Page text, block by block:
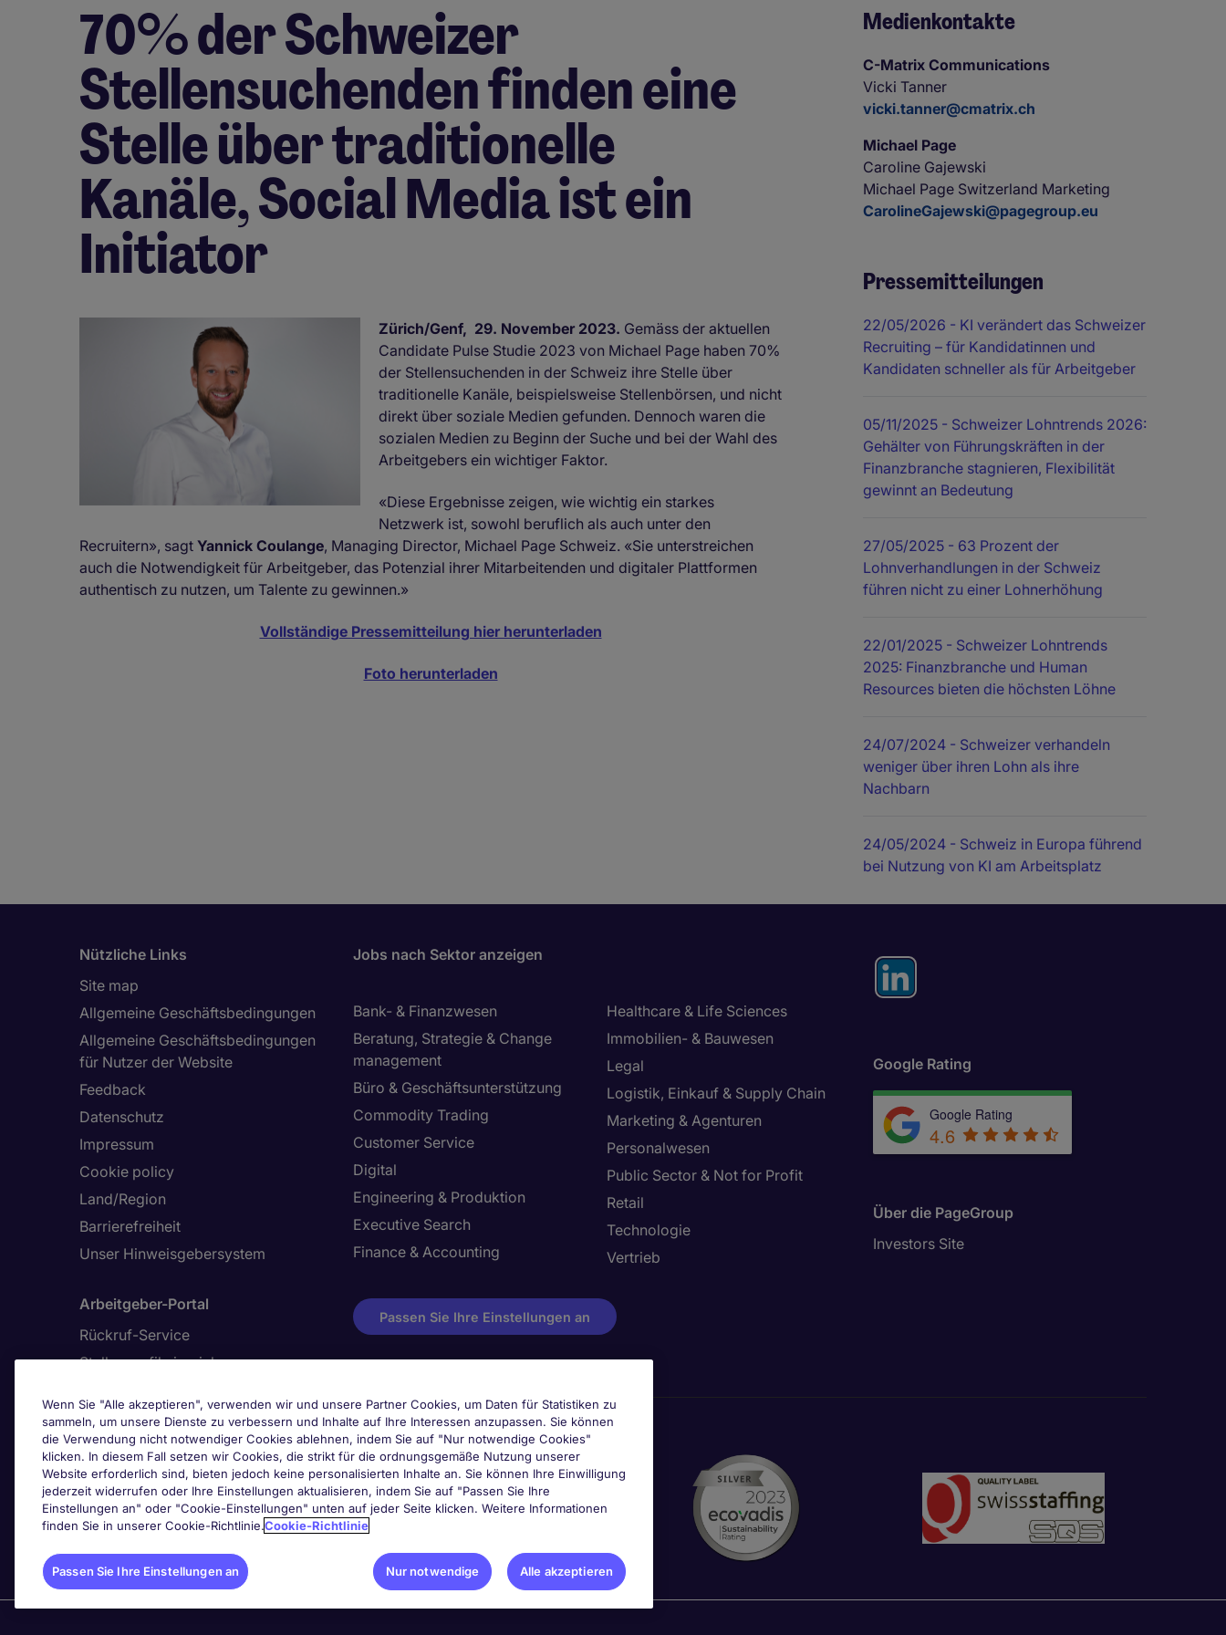
70% der Schweizer
Stellensuchenden finden eine
Stelle über traditionelle
Kanäle, Social Media ist ein
Initiator
Zürich/Genf, 29. November 2023. Gemäss der aktuellen
Candidate Pulse Studie 2023 von Michael Page haben 70%
der Stellensuchenden in der Schweiz ihre Stelle über
traditionelle Kanäle, beispielsweise Stellenbörsen, und nicht
direkt über soziale Medien gefunden. Dennoch waren die
sozialen Medien zu Beginn der Suche und bei der Wahl des
Arbeitgebers ein wichtiger Faktor.
«Diese Ergebnisse zeigen, wie wichtig ein starkes
Netzwerk ist, sowohl beruflich als auch unter den
Recruitern», sagt Yannick Coulange, Managing Director, Michael Page Schweiz. «Sie unterstreichen
auch die Notwendigkeit für Arbeitgeber, das Potenzial ihrer Mitarbeitenden und digitaler Plattformen
authentisch zu nutzen, um Talente zu gewinnen.»
Vollständige Pressemitteilung hier herunterladen
Foto herunterladen
Medienkontakte
C-Matrix Communications
Vicki Tanner
vicki.tanner@cmatrix.ch
Michael Page
Caroline Gajewski
Michael Page Switzerland Marketing
CarolineGajewski@pagegroup.eu
Pressemitteilungen
22/05/2026 - KI verändert das Schweizer
Recruiting – für Kandidatinnen und
Kandidaten schneller als für Arbeitgeber
05/11/2025- Schweizer Lohntrends 2026:
Gehälter von Führungskräften in der
Finanzbranche stagnieren, Flexibilität
gewinnt an Bedeutung
27/05/2025- 63 Prozent der
Lohnverhandlungen in der Schweiz
führen nicht zu einer Lohnerhöhung
22/01/2025- Schweizer Lohntrends
2025: Finanzbranche und Human
Resources bieten die höchsten Löhne
24/07/2024- Schweizer verhandeln
weniger über ihren Lohn als ihre
Nachbarn
24/05/2024- Schweiz in Europa führend
bei Nutzung von KI am Arbeitsplatz
Nützliche Links
Site map
Allgemeine Geschäftsbedingungen
Allgemeine Geschäftsbedingungen
für Nutzer der Website
Feedback
Datenschutz
Impressum
Cookie policy
Land/Region
Barrierefreiheit
Unser Hinweisgebersystem
Arbeitgeber-Portal
Rückruf-Service
Stellenprofil einreichen
Jobs nach Sektor anzeigen
Bank- & Finanzwesen
Beratung, Strategie & Change
management
Büro & Geschäftsunterstützung
Commodity Trading
Customer Service
Digital
Engineering & Produktion
Executive Search
Finance & Accounting
Healthcare & Life Sciences
Immobilien- & Bauwesen
Legal
Logistik, Einkauf & Supply Chain
Marketing & Agenturen
Personalwesen
Public Sector & Not for Profit
Retail
Technologie
Vertrieb
Passen Sie Ihre Einstellungen an
Google Rating
Google Rating
4.6
Über die PageGroup
Investors Site
Awards
Wenn Sie "Alle akzeptieren", verwenden wir und unsere Partner Cookies, um Daten für Statistiken zu
sammeln, um unsere Dienste zu verbessern und Inhalte auf Ihre Interessen anzupassen. Sie können
die Verwendung nicht notwendiger Cookies ablehnen, indem Sie auf "Nur notwendige Cookies"
klicken. In diesem Fall setzen wir Cookies, die strikt für die ordnungsgemäße Nutzung unserer
Website erforderlich sind, bieten jedoch keine personalisierten Inhalte an. Sie können Ihre Einwilligung
jederzeit widerrufen oder Ihre Einstellungen aktualisieren, indem Sie auf "Passen Sie Ihre
Einstellungen an" oder "Cookie-Einstellungen" unten auf jeder Seite klicken. Weitere Informationen
finden Sie in unserer Cookie-Richtlinie.Cookie-Richtlinie
Passen Sie Ihre Einstellungen an Nur notwendige Alle akzeptieren